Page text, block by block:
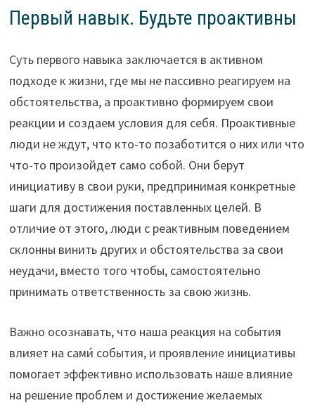
Первый навык. Будьте проактивны
Суть первого навыка заключается в активном
подходе к жизни, где мы не пассивно реагируем на
обстоятельства, а проактивно формируем свои
реакции и создаем условия для себя. Проактивные
люди не ждут, что кто-то позаботится о них или что
что-то произойдет само собой. Они берут
инициативу в свои руки, предпринимая конкретные
шаги для достижения поставленных целей. В
отличие от этого, люди с реактивным поведением
склонны винить других и обстоятельства за свои
неудачи, вместо того чтобы, самостоятельно
принимать ответственность за свою жизнь.
Важно осознавать, что наша реакция на события
влияет на сами́ события, и проявление инициативы
помогает эффективно использовать наше влияние
на решение проблем и достижение желаемых